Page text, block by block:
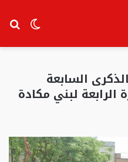
الوضع
السابعة
لبني مكادة